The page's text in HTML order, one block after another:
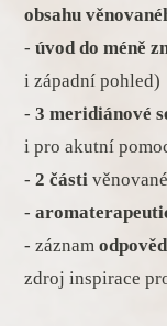
obsahu
-úvod do méně
i západní pohled)
-3 meridiánové
i pro akutní
-2 části
-
- záznam
zdroj inspirace